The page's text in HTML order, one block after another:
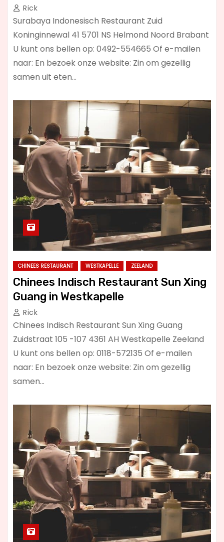
Rick
Surabaya Indonesisch Restaurant Zuid
Koninginnewal 41 5701 NS Helmond Noord Brabant
U kunt ons bellen op: 0492-554665 Of e-mailen
naar: En bezoek onze website: Zin om gezellig
samen uit eten…
CHINEES RESTAURANT WESTKAPELLE ZEELAND
Chinees Indisch Restaurant Sun Xing
Guang in Westkapelle
Rick
Chinees Indisch Restaurant Sun Xing Guang
Zuidstraat 105 -107 4361 AH Westkapelle Zeeland
U kunt ons bellen op: 0118-572135 Of e-mailen
naar: En bezoek onze website: Zin om gezellig
samen…